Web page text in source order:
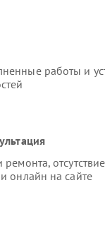
работы и
онлайн на сайте